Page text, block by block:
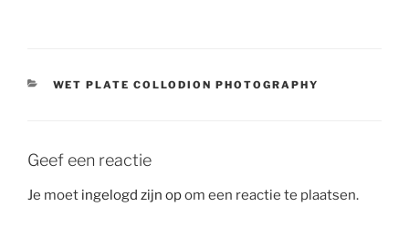
CATEGORIEËN
WET PLATE COLLODION PHOTOGRAPHY
Geef een reactie
Je moet ingelogd zijn opom een reactie te plaatsen.